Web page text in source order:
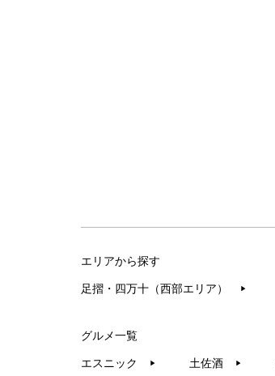
エリアから探す
足摺・四万十（西部エリア） ▶︎
グルメ一覧
エスニック ▶︎ 土佐酒 ▶︎